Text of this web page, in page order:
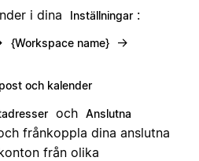
i dina Inställningar :
{Workspace name} →
och kalender
och Anslutna
frånkoppla dina anslutna
från olika